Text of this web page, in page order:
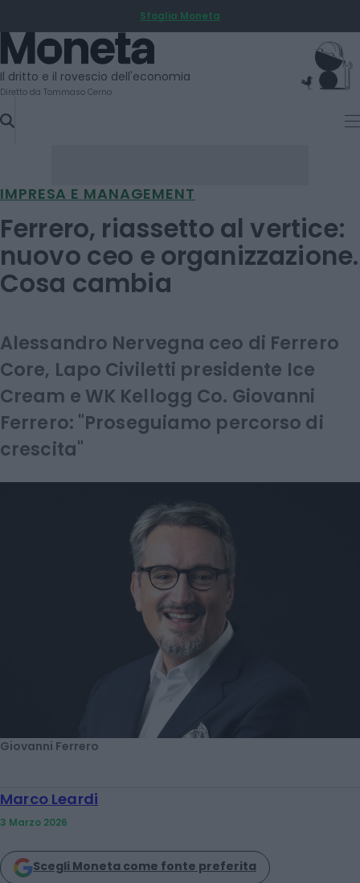
TO
CONTENT
Sfoglia Moneta
Moneta
Il dritto e il rovescio dell'economia
Diretto da Tommaso Cerno
IMPRESA E MANAGEMENT
Ferrero, riassetto al vertice:
nuovo ceo e organizzazione.
Cosa cambia
Alessandro Nervegna ceo di Ferrero
Core, Lapo Civiletti presidente Ice
Cream e WK Kellogg Co. Giovanni
Ferrero: "Proseguiamo percorso di
crescita"
Giovanni Ferrero
Marco Leardi
3 Marzo 2026
Scegli Moneta come fonte preferita